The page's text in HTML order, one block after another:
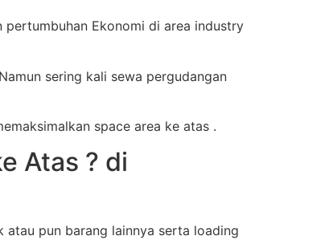
pertumbuhan Ekonomi di area industry
sering kali sewa pergudangan
space area ke atas .
Atas ? di
atau pun barang lainnya serta loading